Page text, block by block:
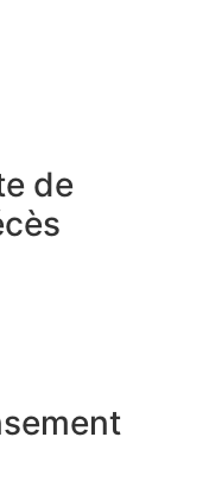
de